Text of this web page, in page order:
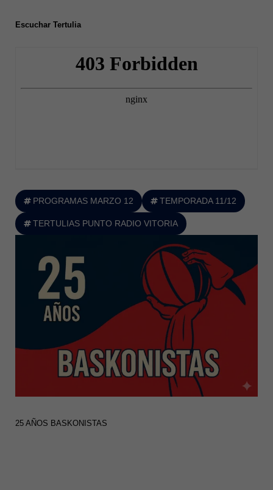
Escuchar Tertulia
PROGRAMAS MARZO 12 TEMPORADA 11/12
TERTULIAS PUNTO RADIO VITORIA
25 AÑOS BASKONISTAS